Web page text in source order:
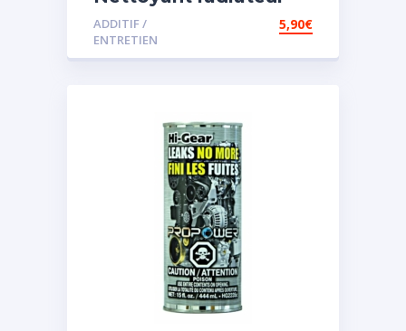
ADDITIF /
ENTRETIEN
5,90€